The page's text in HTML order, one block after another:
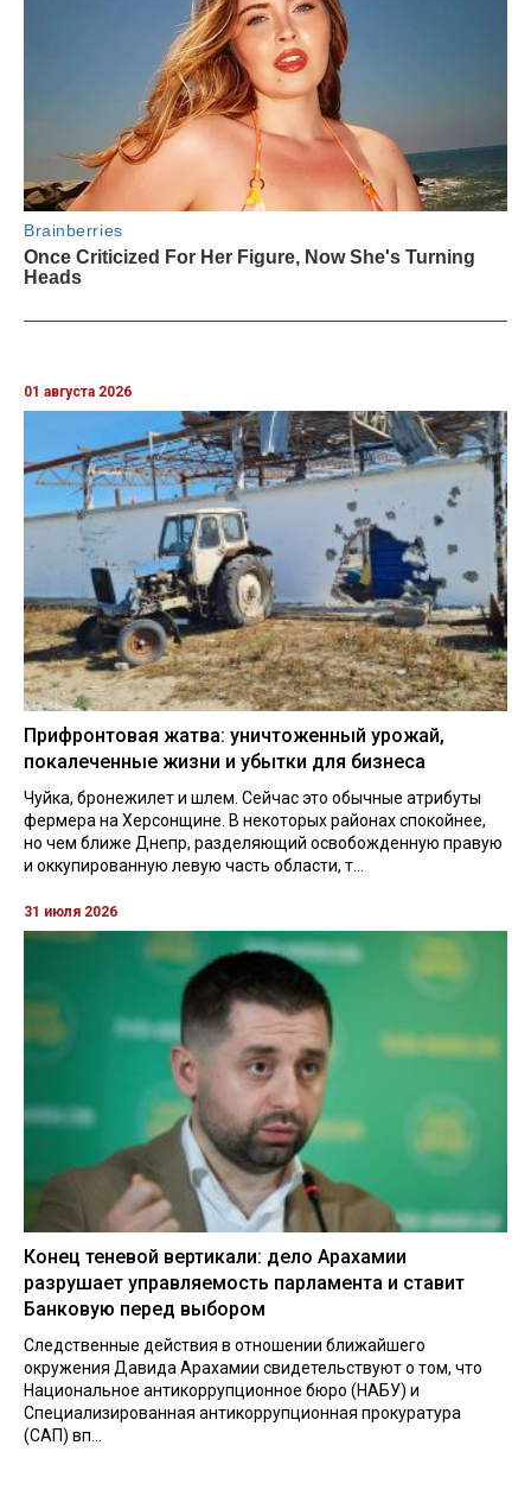
01 августа 2026
Прифронтовая жатва: уничтоженный урожай,
покалеченные жизни и убытки для бизнеса
Чуйка, бронежилет и шлем. Сейчас это обычные атрибуты
фермера на Херсонщине. В некоторых районах спокойнее,
но чем ближе Днепр, разделяющий освобожденную правую
и оккупированную левую часть области, т...
31 июля 2026
Конец теневой вертикали: дело Арахамии
разрушает управляемость парламента и ставит
Банковую перед выбором
Следственные действия в отношении ближайшего
окружения Давида Арахамии свидетельствуют о том, что
Национальное антикоррупционное бюро (НАБУ) и
Специализированная антикоррупционная прокуратура
(САП) вп...